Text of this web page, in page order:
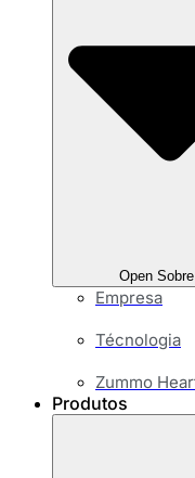
Open
Empresa
Técnologia
Zummo
Produtos